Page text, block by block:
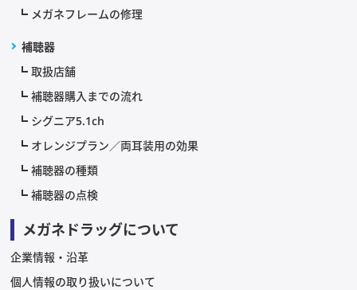
メガネフレームの修理
補聴器
取扱店舗
補聴器購入までの流れ
シグニア5.1ch
オレンジプラン／両耳装用の効果
補聴器の種類
補聴器の点検
メガネドラッグについて
企業情報・沿革
個人情報の取り扱いについて